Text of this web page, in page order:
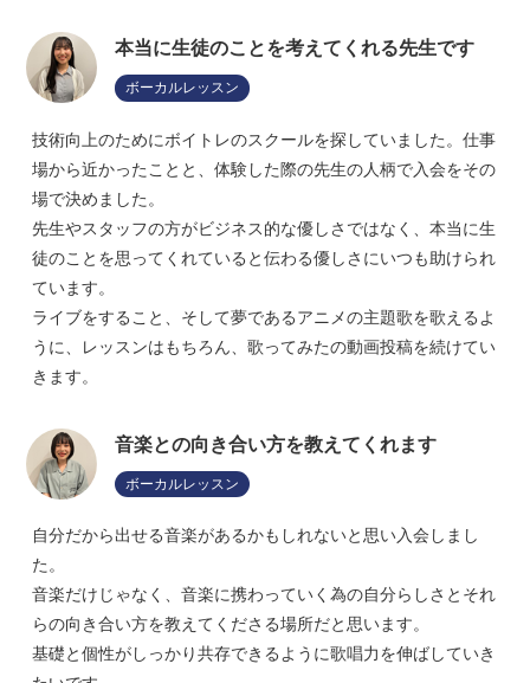
本当に生徒のことを考えてくれる先生です
ボーカルレッスン
技術向上のためにボイトレのスクールを探していました。仕事
場から近かったことと、体験した際の先生の人柄で入会をその
場で決めました。
先生やスタッフの方がビジネス的な優しさではなく、本当に生
徒のことを思ってくれていると伝わる優しさにいつも助けられ
ています。
ライブをすること、そして夢であるアニメの主題歌を歌えるよ
うに、レッスンはもちろん、歌ってみたの動画投稿を続けてい
きます。
音楽との向き合い方を教えてくれます
ボーカルレッスン
自分だから出せる音楽があるかもしれないと思い入会しまし
た。
音楽だけじゃなく、音楽に携わっていく為の自分らしさとそれ
らの向き合い方を教えてくださる場所だと思います。
基礎と個性がしっかり共存できるように歌唱力を伸ばしていき